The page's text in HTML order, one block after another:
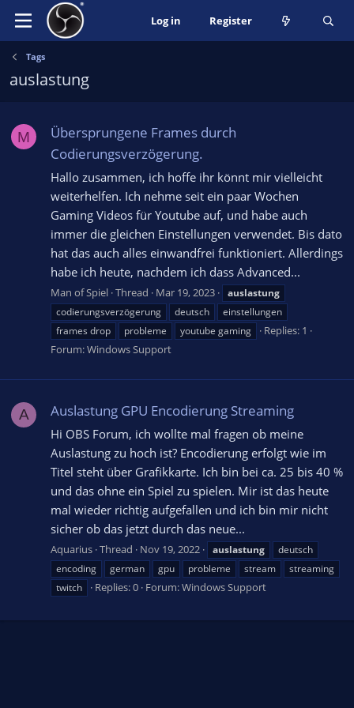
Log in Register
Tags
auslastung
M
Übersprungene Frames durch
Codierungsverzögerung.
Hallo zusammen, ich hoffe ihr könnt mir vielleicht
weiterhelfen. Ich nehme seit ein paar Wochen
Gaming Videos für Youtube auf, und habe auch
immer die gleichen Einstellungen verwendet. Bis dato
hat das auch alles einwandfrei funktioniert. Allerdings
habe ich heute, nachdem ich dass Advanced...
Man of Spiel Thread Mar 19, 2023
auslastung
codierungsverzögerung
deutsch
einstellungen
frames drop
probleme youtube gaming
Replies: 1
Forum:Windows Support
A Auslastung GPU Encodierung Streaming
Hi OBS Forum, ich wollte mal fragen ob meine
Auslastung zu hoch ist? Encodierung erfolgt wie im
Titel steht über Grafikkarte. Ich bin bei ca. 25 bis 40 %
und das ohne ein Spiel zu spielen. Mir ist das heute
mal wieder richtig aufgefallen und ich bin mir nicht
sicher ob das jetzt durch das neue...
Aquarius Thread Nov 19, 2022 auslastung
deutsch
encoding
german gpu probleme stream
streaming
twitch
Replies: 0 Forum:Windows Support